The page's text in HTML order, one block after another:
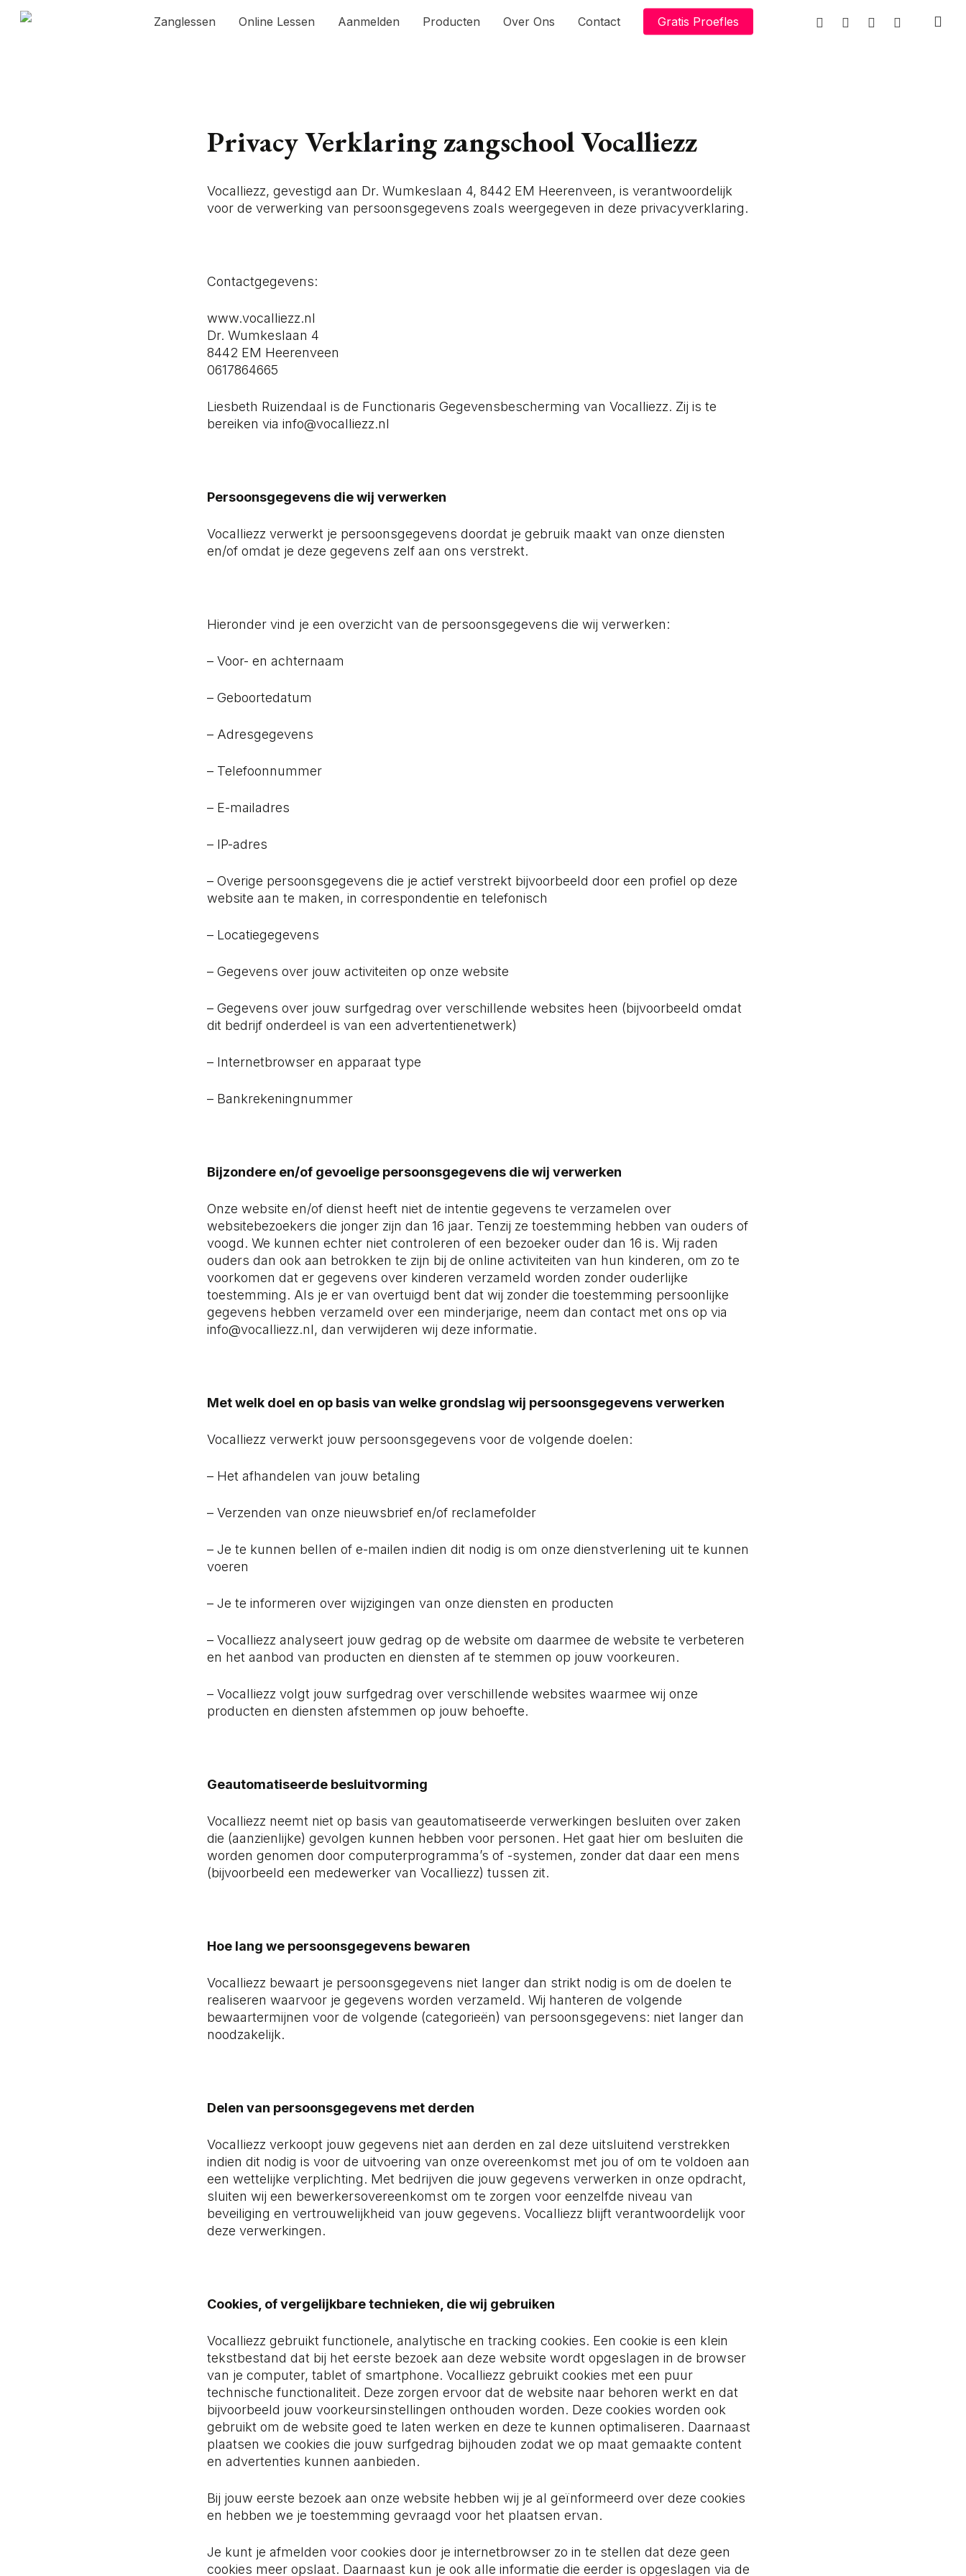
Skip
Zanglessen Online Lessen Aanmelden Producten Over Ons Contact Gratis Proefles facebookwhatsapp
phone email
Privacy Verklaring zangschool Vocalliezz
Vocalliezz, gevestigd aan Dr. Wumkeslaan 4, 8442 EM Heerenveen, is verantwoordelijk
voor de verwerking van persoonsgegevens zoals weergegeven in deze privacyverklaring.
Contactgegevens:
www.vocalliezz.nl
Dr. Wumkeslaan 4
8442 EM Heerenveen
0617864665
Liesbeth Ruizendaal is de Functionaris Gegevensbescherming van Vocalliezz. Zij is te
bereiken via info@vocalliezz.nl
Persoonsgegevens die wij verwerken
Vocalliezz verwerkt je persoonsgegevens doordat je gebruik maakt van onze diensten
en/of omdat je deze gegevens zelf aan ons verstrekt.
Hieronder vind je een overzicht van de persoonsgegevens die wij verwerken:
– Voor- en achternaam
– Geboortedatum
– Adresgegevens
– Telefoonnummer
– E-mailadres
– IP-adres
– Overige persoonsgegevens die je actief verstrekt bijvoorbeeld door een profiel op deze
website aan te maken, in correspondentie en telefonisch
– Locatiegegevens
– Gegevens over jouw activiteiten op onze website
– Gegevens over jouw surfgedrag over verschillende websites heen (bijvoorbeeld omdat
dit bedrijf onderdeel is van een advertentienetwerk)
– Internetbrowser en apparaat type
– Bankrekeningnummer
Bijzondere en/of gevoelige persoonsgegevens die wij verwerken
Onze website en/of dienst heeft niet de intentie gegevens te verzamelen over
websitebezoekers die jonger zijn dan 16 jaar. Tenzij ze toestemming hebben van ouders of
voogd. We kunnen echter niet controleren of een bezoeker ouder dan 16 is. Wij raden
ouders dan ook aan betrokken te zijn bij de online activiteiten van hun kinderen, om zo te
voorkomen dat er gegevens over kinderen verzameld worden zonder ouderlijke
toestemming. Als je er van overtuigd bent dat wij zonder die toestemming persoonlijke
gegevens hebben verzameld over een minderjarige, neem dan contact met ons op via
info@vocalliezz.nl, dan verwijderen wij deze informatie.
Met welk doel en op basis van welke grondslag wij persoonsgegevens verwerken
Vocalliezz verwerkt jouw persoonsgegevens voor de volgende doelen:
– Het afhandelen van jouw betaling
– Verzenden van onze nieuwsbrief en/of reclamefolder
– Je te kunnen bellen of e-mailen indien dit nodig is om onze dienstverlening uit te kunnen
voeren
– Je te informeren over wijzigingen van onze diensten en producten
– Vocalliezz analyseert jouw gedrag op de website om daarmee de website te verbeteren
en het aanbod van producten en diensten af te stemmen op jouw voorkeuren.
– Vocalliezz volgt jouw surfgedrag over verschillende websites waarmee wij onze
producten en diensten afstemmen op jouw behoefte.
Geautomatiseerde besluitvorming
Vocalliezz neemt niet op basis van geautomatiseerde verwerkingen besluiten over zaken
die (aanzienlijke) gevolgen kunnen hebben voor personen. Het gaat hier om besluiten die
worden genomen door computerprogramma’s of -systemen, zonder dat daar een mens
(bijvoorbeeld een medewerker van Vocalliezz) tussen zit.
Hoe lang we persoonsgegevens bewaren
Vocalliezz bewaart je persoonsgegevens niet langer dan strikt nodig is om de doelen te
realiseren waarvoor je gegevens worden verzameld. Wij hanteren de volgende
bewaartermijnen voor de volgende (categorieën) van persoonsgegevens: niet langer dan
noodzakelijk.
Delen van persoonsgegevens met derden
Vocalliezz verkoopt jouw gegevens niet aan derden en zal deze uitsluitend verstrekken
indien dit nodig is voor de uitvoering van onze overeenkomst met jou of om te voldoen aan
een wettelijke verplichting. Met bedrijven die jouw gegevens verwerken in onze opdracht,
sluiten wij een bewerkersovereenkomst om te zorgen voor eenzelfde niveau van
beveiliging en vertrouwelijkheid van jouw gegevens. Vocalliezz blijft verantwoordelijk voor
deze verwerkingen.
Cookies, of vergelijkbare technieken, die wij gebruiken
Vocalliezz gebruikt functionele, analytische en tracking cookies. Een cookie is een klein
tekstbestand dat bij het eerste bezoek aan deze website wordt opgeslagen in de browser
van je computer, tablet of smartphone. Vocalliezz gebruikt cookies met een puur
technische functionaliteit. Deze zorgen ervoor dat de website naar behoren werkt en dat
bijvoorbeeld jouw voorkeursinstellingen onthouden worden. Deze cookies worden ook
gebruikt om de website goed te laten werken en deze te kunnen optimaliseren. Daarnaast
plaatsen we cookies die jouw surfgedrag bijhouden zodat we op maat gemaakte content
en advertenties kunnen aanbieden.
Bij jouw eerste bezoek aan onze website hebben wij je al geïnformeerd over deze cookies
en hebben we je toestemming gevraagd voor het plaatsen ervan.
Je kunt je afmelden voor cookies door je internetbrowser zo in te stellen dat deze geen
cookies meer opslaat. Daarnaast kun je ook alle informatie die eerder is opgeslagen via de